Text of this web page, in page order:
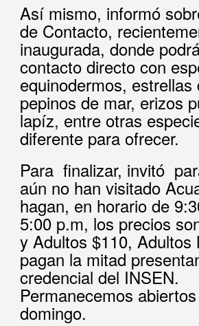
Así mismo, informó
de Contacto,
inaugurada, donde
contacto directo con
equinodermos, estrellas
pepinos de mar, erizos
lapíz, entre otras
diferente para ofrecer.
Para finalizar, invitó
aún no han visitado
hagan, en horario de
5:00 p.m, los precios
y Adultos $110, Adultos
pagan la mitad
credencial del INSEN.
Permanecemos
domingo.